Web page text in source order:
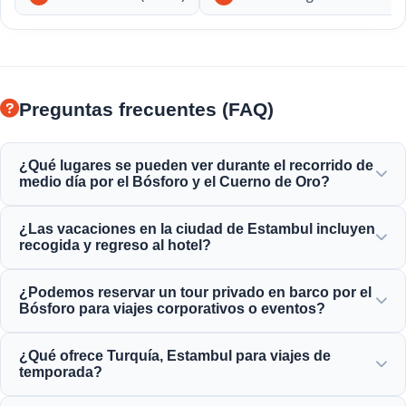
Preguntas frecuentes (FAQ)
¿Qué lugares se pueden ver durante el recorrido de
medio día por el Bósforo y el Cuerno de Oro?
Puente del Bósforo, el Palacio de Dolmabahçe, la Mezquita
de Ortaköy, el Castillo de Rumeli y las elegantes
¿Las vacaciones en la ciudad de Estambul incluyen
recogida y regreso al hotel?
regreso al hotel desde hoteles ubicados en el centro de
Sultanahmet, Taksim y áreas circundantes.
¿Podemos reservar un tour privado en barco por el
Bósforo para viajes corporativos o eventos?
corporativos, ofreciendo alquiler de yates personalizados,
eventos corporativos y cenas privadas por el Bósforo.
¿Qué ofrece Turquía, Estambul para viajes de
temporada?